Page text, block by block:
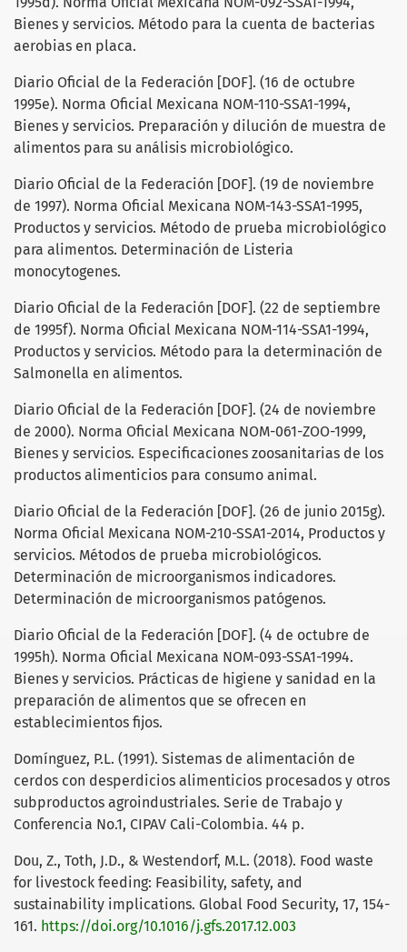
Bienes y servicios. Método para la cuenta de bacterias
aerobias en placa.
Diario Oficial de la Federación [DOF]. (16 de octubre
1995e). Norma Oficial Mexicana NOM-110-SSA1-1994,
Bienes y servicios. Preparación y dilución de muestra de
alimentos para su análisis microbiológico.
Diario Oficial de la Federación [DOF]. (19 de noviembre
de 1997). Norma Oficial Mexicana NOM-143-SSA1-1995,
Productos y servicios. Método de prueba microbiológico
para alimentos. Determinación de Listeria
monocytogenes.
Diario Oficial de la Federación [DOF]. (22 de septiembre
de 1995f). Norma Oficial Mexicana NOM-114-SSA1-1994,
Productos y servicios. Método para la determinación de
Salmonella en alimentos.
Diario Oficial de la Federación [DOF]. (24 de noviembre
de 2000). Norma Oficial Mexicana NOM-061-ZOO-1999,
Bienes y servicios. Especificaciones zoosanitarias de los
productos alimenticios para consumo animal.
Diario Oficial de la Federación [DOF]. (26 de junio 2015g).
Norma Oficial Mexicana NOM-210-SSA1-2014, Productos y
servicios. Métodos de prueba microbiológicos.
Determinación de microorganismos indicadores.
Determinación de microorganismos patógenos.
Diario Oficial de la Federación [DOF]. (4 de octubre de
1995h). Norma Oficial Mexicana NOM-093-SSA1-1994.
Bienes y servicios. Prácticas de higiene y sanidad en la
preparación de alimentos que se ofrecen en
establecimientos fijos.
Domínguez, P.L. (1991). Sistemas de alimentación de
cerdos con desperdicios alimenticios procesados y otros
subproductos agroindustriales. Serie de Trabajo y
Conferencia No.1, CIPAV Cali-Colombia. 44 p.
Dou, Z., Toth, J.D., & Westendorf, M.L. (2018). Food waste
for livestock feeding: Feasibility, safety, and
sustainability implications. Global Food Security, 17, 154-
161. https://doi.org/10.1016/j.gfs.2017.12.003